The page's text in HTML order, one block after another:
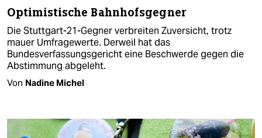
Optimistische Bahnhofsgegner
Die Stuttgart-21-Gegner verbreiten Zuversicht, trotz
mauer Umfragewerte. Derweil hat das
Bundesverfassungsgericht eine Beschwerde gegen die
Abstimmung abgeleht.
Von Nadine Michel